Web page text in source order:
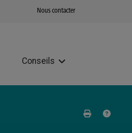
Nous contacter
Conseils